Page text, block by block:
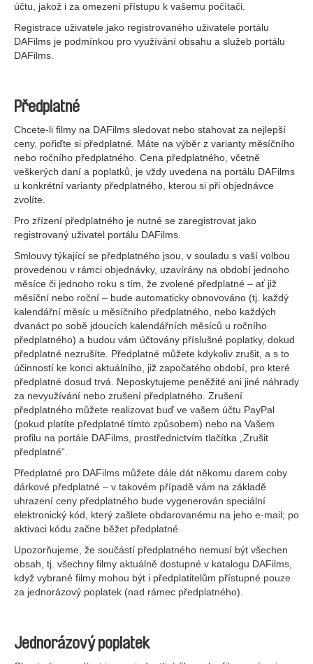
účtu, jakož i za omezení přístupu k vašemu počítači.
Registrace uživatele jako registrovaného uživatele portálu
DAFilms je podmínkou pro využívání obsahu a služeb portálu
DAFilms.
Předplatné
Chcete-li filmy na DAFilms sledovat nebo stahovat za nejlepší
ceny, pořiďte si předplatné. Máte na výběr z varianty měsíčního
nebo ročního předplatného. Cena předplatného, včetně
veškerých daní a poplatků, je vždy uvedena na portálu DAFilms
u konkrétní varianty předplatného, kterou si při objednávce
zvolíte.
Pro zřízení předplatného je nutné se zaregistrovat jako
registrovaný uživatel portálu DAFilms.
Smlouvy týkající se předplatného jsou, v souladu s vaší volbou
provedenou v rámci objednávky, uzavírány na období jednoho
měsíce či jednoho roku s tím, že zvolené předplatné – ať již
měsíční nebo roční – bude automaticky obnovováno (tj. každý
kalendářní měsíc u měsíčního předplatného, nebo každých
dvanáct po sobě jdoucích kalendářních měsíců u ročního
předplatného) a budou vám účtovány příslušné poplatky, dokud
předplatné nezrušíte. Předplatné můžete kdykoliv zrušit, a s to
účinností ke konci aktuálního, již započatého období, pro které
předplatné dosud trvá. Neposkytujeme peněžité ani jiné náhrady
za nevyužívání nebo zrušení předplatného. Zrušení
předplatného můžete realizovat buď ve vašem účtu PayPal
(pokud platíte předplatné tímto způsobem) nebo na Vašem
profilu na portále DAFilms, prostřednictvím tlačítka „Zrušit
předplatné“.
Předplatné pro DAFilms můžete dále dát někomu darem coby
dárkové předplatné – v takovém případě vám na základě
uhrazení ceny předplatného bude vygenerován speciální
elektronický kód, který zašlete obdarovanému na jeho e-mail; po
aktivaci kódu začne běžet předplatné.
Upozorňujeme, že součástí předplatného nemusí být všechen
obsah, tj. všechny filmy aktuálně dostupné v katalogu DAFilms,
když vybrané filmy mohou být i předplatitelům přístupné pouze
za jednorázový poplatek (nad rámec předplatného).
Jednorázový poplatek